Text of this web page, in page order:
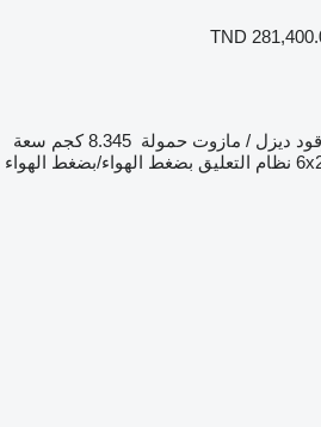
TND
ديزل / مازوت حمولة 8.345 كجم
سعة
نظام التعليق بضغط الهواء/بضغط الهواء